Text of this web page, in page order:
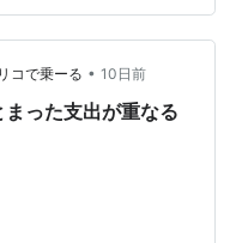
オン〉がいるなんて、
魚類である〈タツノオ
、メスが、オスの体
呼ばれる袋の中に産卵
むというの…
コで乗ーる • 10日前
った支出が重なる